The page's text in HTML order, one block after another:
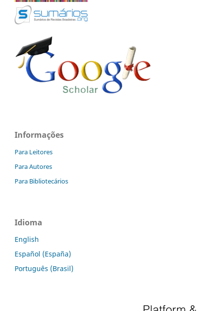
Informações
Para Leitores
Para Autores
Para Bibliotecários
Idioma
English
Español (España)
Português (Brasil)